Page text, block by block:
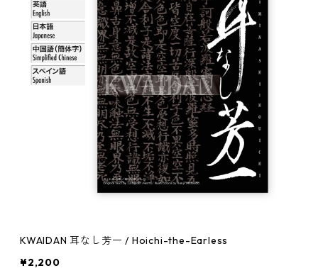
KWAIDAN 耳なし芳一 / Hoichi-the-Earless
¥2,200